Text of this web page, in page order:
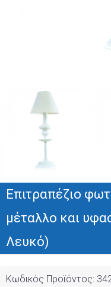
Επιτραπέζιο
μέταλλο και
Λευκό)
Κωδικός Προϊόντος: